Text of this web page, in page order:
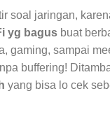
soal jaringan,
yg bagus buat
gaming, sampai
buffering!
yang bisa lo cek